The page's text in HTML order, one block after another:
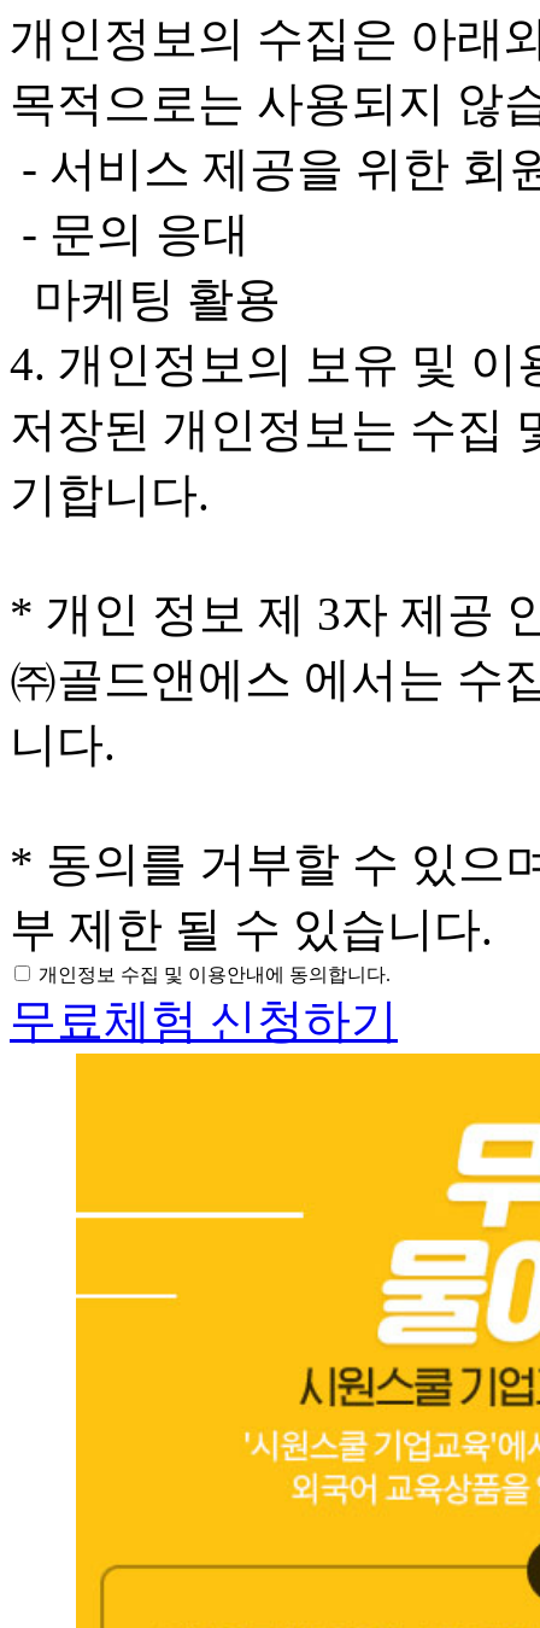
개인정보의 수집은 아래
목적으로는 사용되지 않
- 서비스 제공을 위한 회
- 문의 응대
마케팅 활용
4. 개인정보의 보유 및 이
저장된 개인정보는 수집
기합니다.
* 개인 정보 제 3자 제공
㈜골드앤에스 에서는 수
니다.
* 동의를 거부할 수 있으
부 제한 될 수 있습니다.
개인정보 수집 및 이용안내에 동의합니다.
무료체험 신청하기